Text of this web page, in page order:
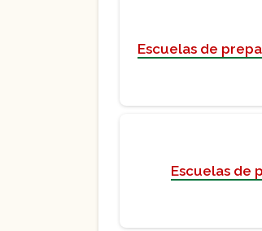
Escuelas de
Escuelas de